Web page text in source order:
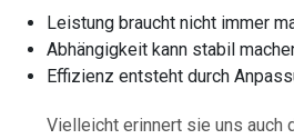
Leistung braucht nicht immer
Abhängigkeit kann stabil
Effizienz entsteht durch
Vielleicht erinnert sie uns auch